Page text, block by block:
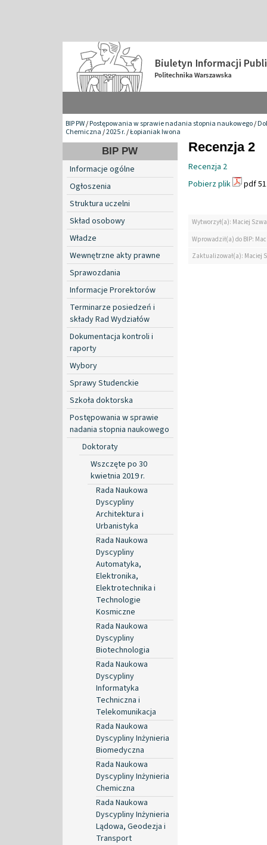
BIP PW/Postępowania w sprawie nadania stopnia naukowego/
Chemiczna/2025 r./Łopianiak Iwona
BIP PW
Informacje ogólne
Ogłoszenia
Struktura uczelni
Skład osobowy
Władze
Wewnętrzne akty prawne
Sprawozdania
Informacje Prorektorów
Terminarze posiedzeń i
składy Rad Wydziałów
Dokumentacja kontroli i
raporty
Wybory
Sprawy Studenckie
Szkoła doktorska
Postępowania w sprawie
nadania stopnia naukowego
Doktoraty
Wszczęte po 30
kwietnia 2019 r.
Rada Naukowa
Dyscypliny
Architektura i
Urbanistyka
Rada Naukowa
Dyscypliny
Automatyka,
Elektronika,
Elektrotechnika i
Technologie
Kosmiczne
Rada Naukowa
Dyscypliny
Biotechnologia
Rada Naukowa
Dyscypliny
Informatyka
Techniczna i
Telekomunikacja
Rada Naukowa
Dyscypliny Inżynieria
Biomedyczna
Rada Naukowa
Dyscypliny Inżynieria
Chemiczna
Rada Naukowa
Dyscypliny Inżynieria
Lądowa, Geodezja i
Transport
Recenzja 2
Recenzja 2
Pobierz plik
pdf
Wytworzył(a): Maciej
Wprowadził(a) do BIP:
Zaktualizował(a): Maciej